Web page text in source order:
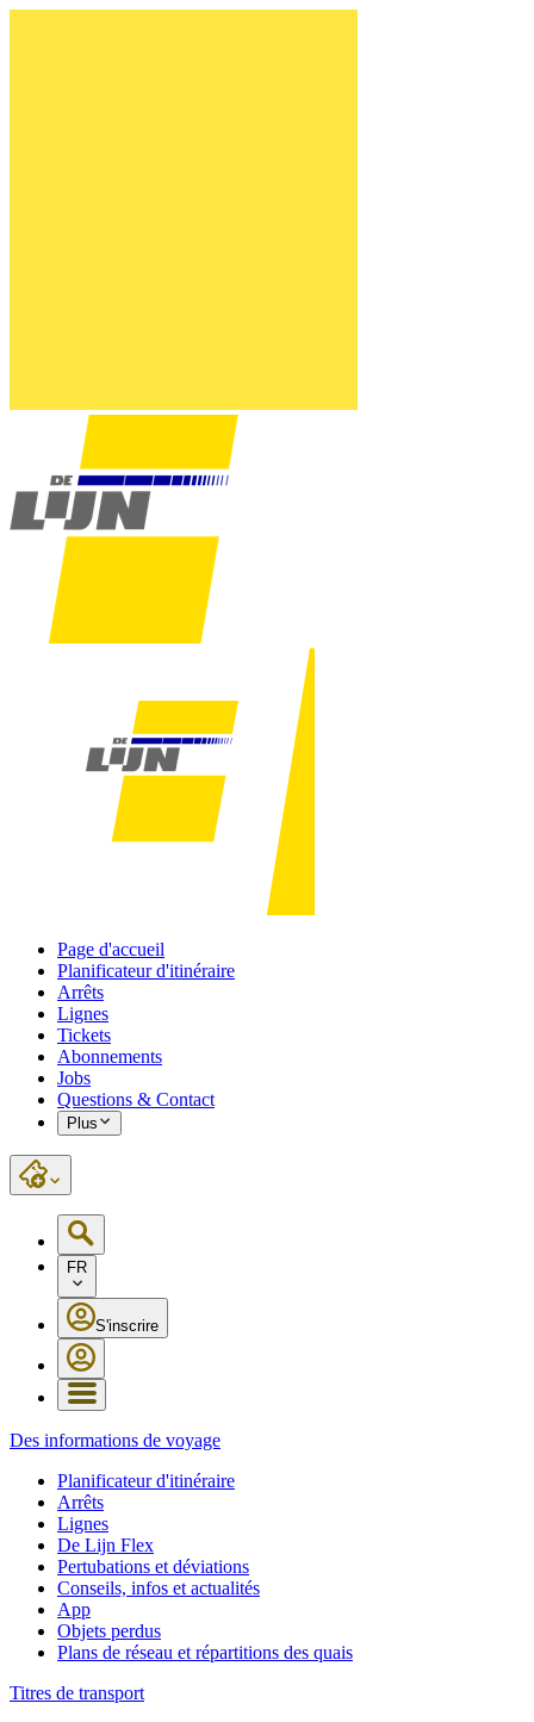
Page d'accueil
Planificateur d'itinéraire
Arrêts
Lignes
Tickets
Abonnements
Jobs
Questions & Contact
Plus
FR
S'inscrire
Des informations de voyage
Planificateur d'itinéraire
Arrêts
Lignes
De Lijn Flex
Pertubations et déviations
Conseils, infos et actualités
App
Objets perdus
Plans de réseau et répartitions des quais
Titres de transport